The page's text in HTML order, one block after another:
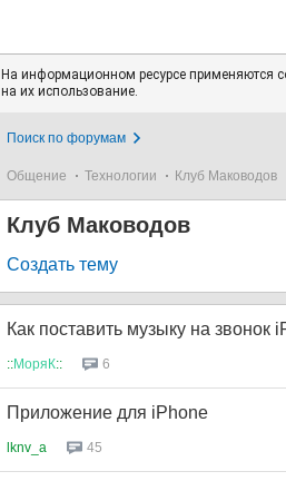
На информационном ресурсе применяются
на их использование.
Поиск по форумам
Общение Технологии Клуб Маководов
Клуб Маководов
Создать тему
Как поставить музыку на звонок
::МоряК:: 6
Приложение для iPhone
lknv_a 45